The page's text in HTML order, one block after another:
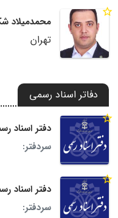
محمدمیلاد
تهران
دفاتر اسناد رسمی
دفتر اسناد رسمی 120
سردفتر:
دفتر اسناد رسمی 200
سردفتر: